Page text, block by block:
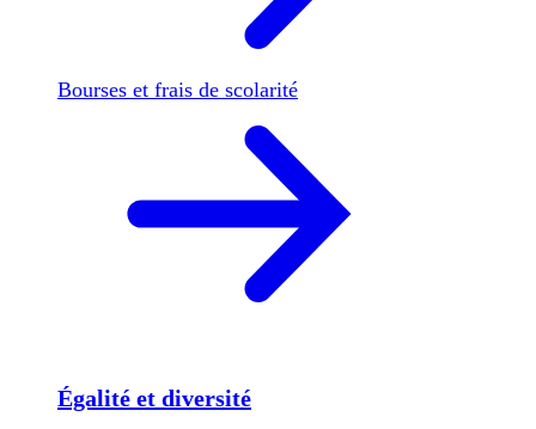
Bourses et frais de scolarité
Égalité et diversité